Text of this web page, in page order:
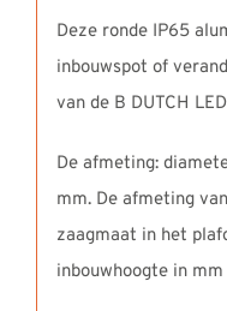
Deze ronde IP65
inbouwspot of
van de B DUTCH
De afmeting:
mm. De afmeting
zaagmaat in het
inbouwhoogte in